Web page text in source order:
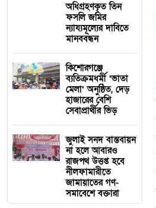
অধিগ্রহণকৃত তিন
ফসলি জমির
ন্যায্যমূল্যের দাবিতে
মানববন্ধন
কিশোরগঞ্জে
ব্যতিক্রমধর্মী ‘ভাতা
মেলা’ অনুষ্ঠিত, দেড়
হাজারের বেশি
সেবাপ্রার্থীর ভিড়
জুলাই সনদ বাস্তবায়ন
না হলে আবারও
রাজপথ উত্তপ্ত হবে
নীলফামারীতে
জামায়াতের গণ-
সমাবেশে বক্তারা